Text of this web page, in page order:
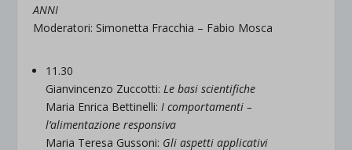
ANNI
Moderatori: Simonetta Fracchia – Fabio Mosca
11.30
Gianvincenzo Zuccotti:Le basi scientifiche
Maria Enrica Bettinelli:I comportamenti –
l’alimentazione responsiva
Maria Teresa Gussoni: Gli aspetti applicativi